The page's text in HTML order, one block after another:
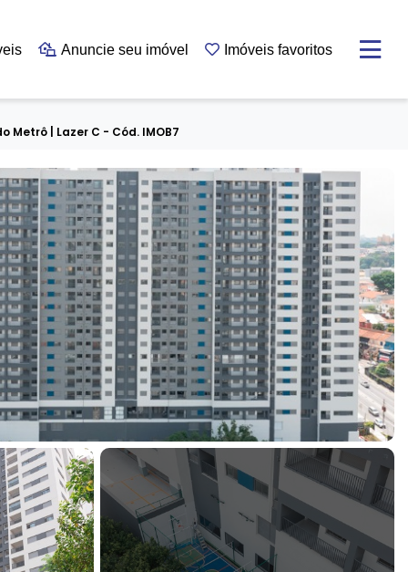
Anuncie seu imóvel Imóveis favoritos
Metrô | Lazer C - Cód. IMOB7